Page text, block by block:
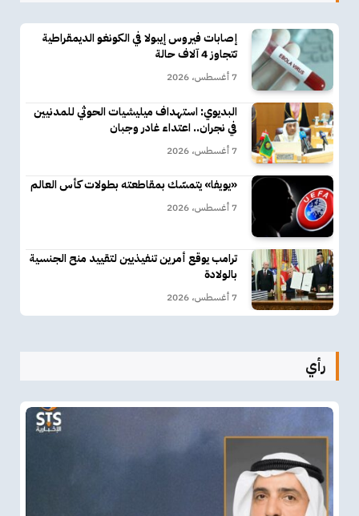
إصابات فيروس إيبولا في الكونغو الديمقراطية
تتجاوز 4 آلاف حالة
7 أغسطس، 2026
البديوي: استهداف ميليشيات الحوثي للمدنيين
في نجران.. اعتداء غادر وجبان
7 أغسطس، 2026
«يويفا» يتمسّك بمقاطعته بطولات كأس العالم
7 أغسطس، 2026
ترامب يوقع أمرين تنفيذيين لتقييد منح الجنسية
بالولادة
7 أغسطس، 2026
رأي